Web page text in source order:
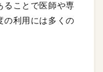
ることで医師や専
の利用には多くの